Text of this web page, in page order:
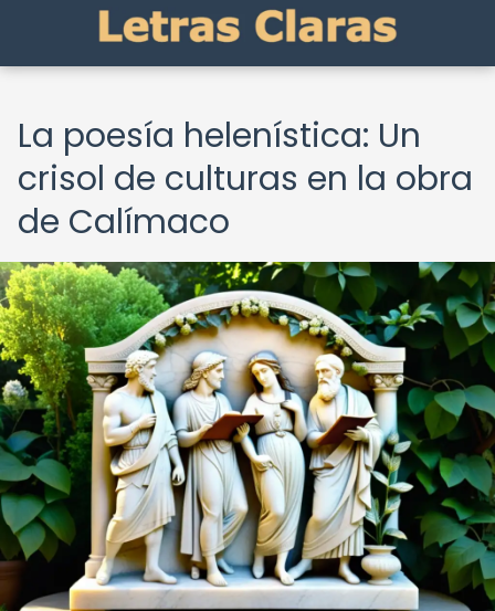
La poesía helenística: Un
crisol de culturas en la obra
de Calímaco